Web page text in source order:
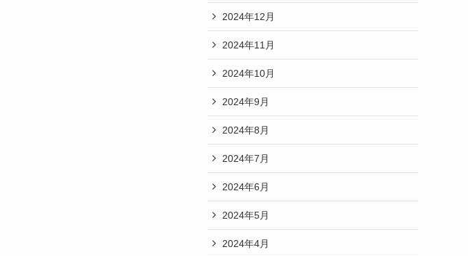
2024年12月
2024年11月
2024年10月
2024年9月
2024年8月
2024年7月
2024年6月
2024年5月
2024年4月